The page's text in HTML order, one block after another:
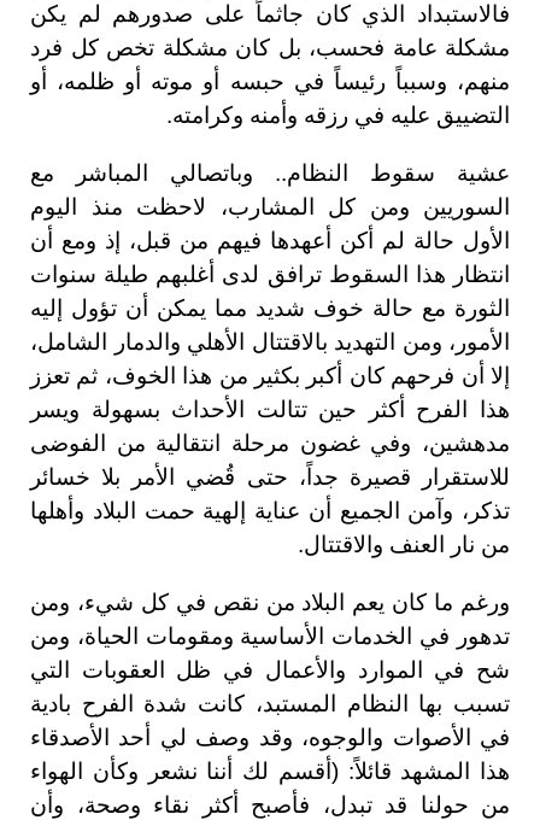
فالاستبداد الذي كان جاثماً على صدورهم لم يكن
مشكلة عامة فحسب، بل كان مشكلة تخص كل فرد
منهم، وسبباً رئيساً في حبسه أو موته أو ظلمه، أو
التضييق عليه في رزقه وأمنه وكرامته.
عشية سقوط النظام.. وباتصالي المباشر مع
السوريين ومن كل المشارب، لاحظت منذ اليوم
الأول حالة لم أكن أعهدها فيهم من قبل، إذ ومع أن
انتظار هذا السقوط ترافق لدى أغلبهم طيلة سنوات
الثورة مع حالة خوف شديد مما يمكن أن تؤول إليه
الأمور، ومن التهديد بالاقتتال الأهلي والدمار الشامل،
إلا أن فرحهم كان أكبر بكثير من هذا الخوف، ثم تعزز
هذا الفرح أكثر حين تتالت الأحداث بسهولة ويسر
مدهشين، وفي غضون مرحلة انتقالية من الفوضى
للاستقرار قصيرة جداً، حتى قُضي الأمر بلا خسائر
تذكر، وآمن الجميع أن عناية إلهية حمت البلاد وأهلها
من نار العنف والاقتتال.
ورغم ما كان يعم البلاد من نقص في كل شيء، ومن
تدهور في الخدمات الأساسية ومقومات الحياة، ومن
شح في الموارد والأعمال في ظل العقوبات التي
تسبب بها النظام المستبد، كانت شدة الفرح بادية
في الأصوات والوجوه، وقد وصف لي أحد الأصدقاء
هذا المشهد قائلاً: (أقسم لك أننا نشعر وكأن الهواء
من حولنا قد تبدل، فأصبح أكثر نقاء وصحة، وأن